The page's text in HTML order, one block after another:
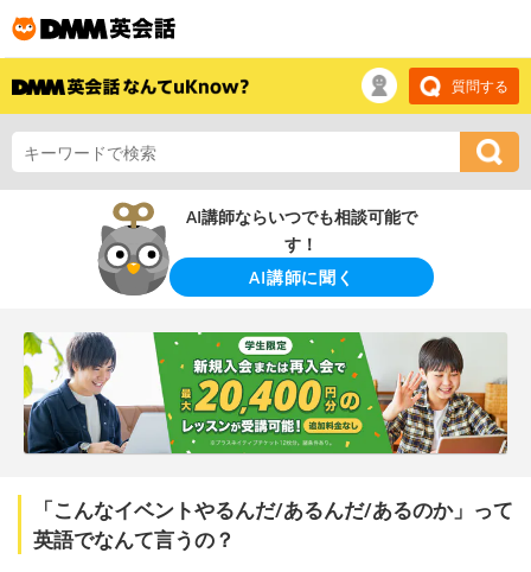
質問する
AI講師ならいつでも相談可能で
す！
AI講師に聞く
「こんなイベントやるんだ/あるんだ/あるのか」って
英語でなんて言うの？